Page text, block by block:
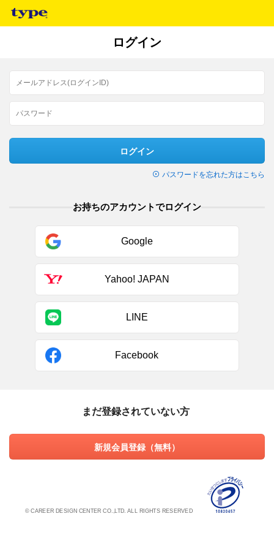
ログイン
ログイン
パスワードを忘れた方はこちら
お持ちのアカウントでログイン
Google
Yahoo! JAPAN
LINE
Facebook
まだ登録されていない方
新規会員登録（無料）
© CAREER DESIGN CENTER CO.,LTD. ALL RIGHTS RESERVED